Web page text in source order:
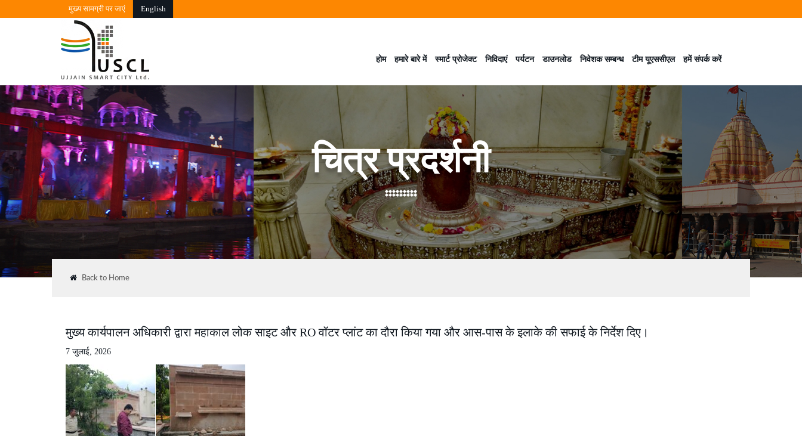
मुख्‍य सामग्री पर जाएं English
होम हमारे बारे में स्मार्ट प्रोजेक्ट निविदाएं पर्यटन डाउनलोड निवेशक सम्बन्ध टीम यूएससीएल हमें संपर्क करें
चित्र प्रदर्शनी
Back to Home
मुख्य कार्यपालन अधिकारी द्वारा महाकाल लोक साइट और RO वॉटर प्लांट का दौरा किया गया और आस-पास के इलाके की सफाई के निर्देश दिए।
7 जुलाई, 2026